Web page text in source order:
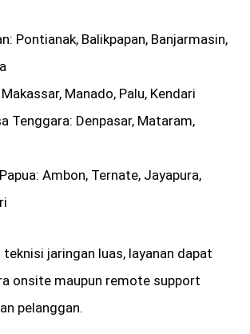
Pontianak, Balikpapan, Banjarmasin,
Manado, Palu, Kendari
Tenggara: Denpasar, Mataram,
Ambon, Ternate, Jayapura,
jaringan luas, layanan dapat
onsite maupun remote support
pelanggan.